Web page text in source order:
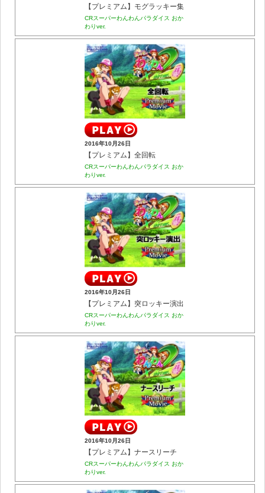
【プレミアム】モグラッキー集
CRスーパーわんわんパラダイス おか
わりver.
2016年10月26日
【プレミアム】全回転
CRスーパーわんわんパラダイス おか
わりver.
2016年10月26日
【プレミアム】突ロッキー演出
CRスーパーわんわんパラダイス おか
わりver.
2016年10月26日
【プレミアム】ナースリーチ
CRスーパーわんわんパラダイス おか
わりver.